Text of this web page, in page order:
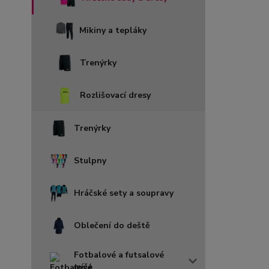
Mikiny a tepláky
Trenýrky
Rozlišovací dresy
Trenýrky
Stulpny
Hráčské sety a soupravy
Oblečení do deště
Fotbalové a futsalové